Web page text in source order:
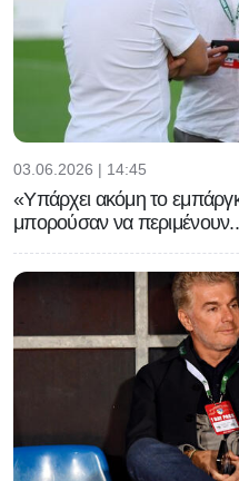
03.06.2026 | 14:45
«Υπάρχει ακόμη το
μπορούσαν να